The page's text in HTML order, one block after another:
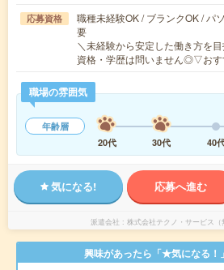
応募資格
職種未経験OK / ブランクOK / パ
要
＼未経験から安定した働き方を
資格・学歴は問いません◎▽お
職場の雰囲気
年齢層
20代
30代 40
気になる! 応募へ進む
派遣会社 株式会社テクノ・サービス（
興味があったら「★気になる！